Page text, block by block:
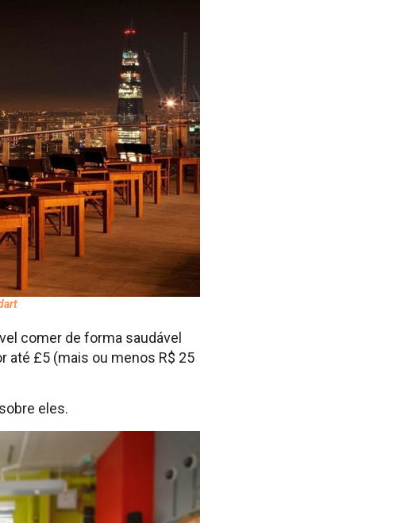
comer de forma saudável
até £5 (mais ou menos R$ 25
eles.